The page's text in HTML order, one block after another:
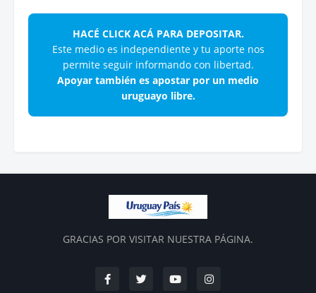
HACÉ CLICK ACÁ PARA DEPOSITAR.
Este medio es independiente y tu aporte nos
permite seguir informando con libertad.
Apoyar también es apostar por un medio
uruguayo libre.
GRACIAS POR VISITAR NUESTRA PÁGINA.